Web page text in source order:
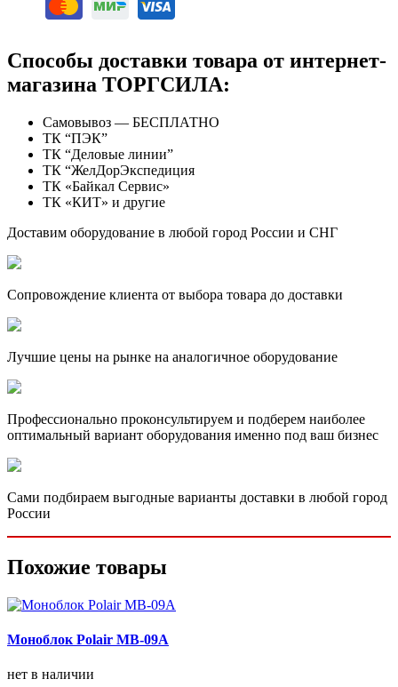
Способы доставки товара от интернет-
магазина ТОРГСИЛА:
Самовывоз — БЕСПЛАТНО
ТК “ПЭК”
ТК “Деловые линии”
ТК “ЖелДорЭкспедиция
ТК «Байкал Сервис»
ТК «КИТ» и другие
Доставим оборудование в любой город России и СНГ
Сопровождение клиента от выбора товара до доставки
Лучшие цены на рынке на аналогичное оборудование
Профессионально проконсультируем и подберем наиболее
оптимальный вариант оборудования именно под ваш бизнес
Сами подбираем выгодные варианты доставки в любой город
России
Похожие товары
Моноблок Polair MB-09A
нет в наличии